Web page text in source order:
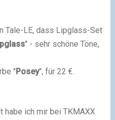
Tale-LE, dass Lipglass-Set
" - sehr schöne Töne,
"Posey", für 22 €.
habe ich mir bei TKMAXX